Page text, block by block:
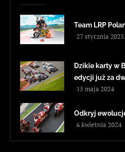
Team LRP
27 stycznia 2025
Dzikie karty w
edycji już za
15 maja 2024
Odkryj
6 kwietnia 2024